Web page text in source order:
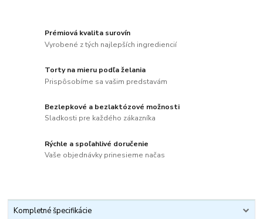
Prémiová kvalita surovín
Vyrobené z tých najlepších ingrediencií
Torty na mieru podľa želania
Prispôsobíme sa vašim predstavám
Bezlepkové a bezlaktózové možnosti
Sladkosti pre každého zákazníka
Rýchle a spoľahlivé doručenie
Vaše objednávky prinesieme načas
Kompletné špecifikácie